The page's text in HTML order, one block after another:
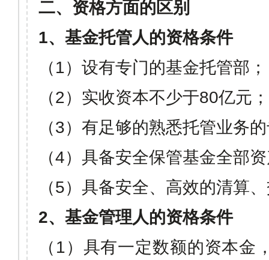
二、资格方面的区别
1、基金托管人的资格条件
（1）设有专门的基金托管部；
（2）实收资本不少于80亿元；
（3）有足够的熟悉托管业务
（4）具备安全保管基金全部
（5）具备安全、高效的清算
2、基金管理人的资格条件
（ 1）具有一定数额的资本金